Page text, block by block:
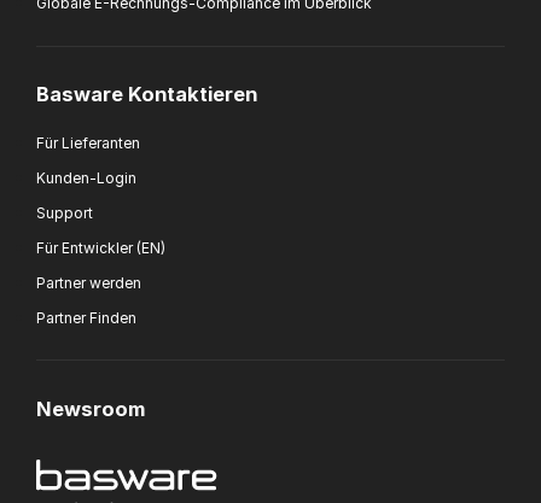
Kunden-Login
Support
Für Entwickler (EN)
Partner werden
Partner Finden